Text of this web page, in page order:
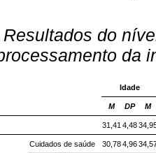
Resultados do
da
Idade
M DP M
31,41 4,48
Cuidados de saúde 30,784,96